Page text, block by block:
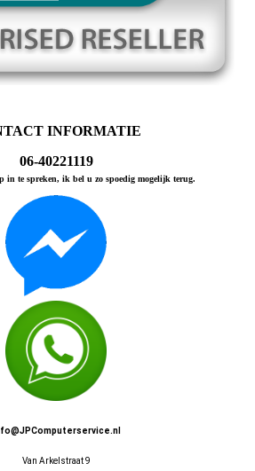
INFORMATIE
06-40221119
in te spreken, ik bel u zo spoedig mogelijk terug.
Van Arkelstraat 9